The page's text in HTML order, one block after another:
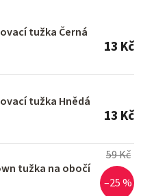
tužka Černá
13 Kč
tužka Hnědá
13 Kč
tužka na obočí
59 Kč
–25 %